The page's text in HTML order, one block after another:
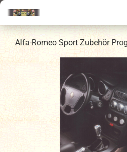
Alfa-Romeo Sport Zubehör